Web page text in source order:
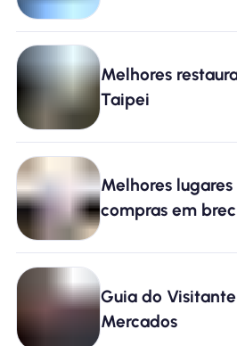
Melhores
Taipei
Melhores
compras em
Guia do
Mercados